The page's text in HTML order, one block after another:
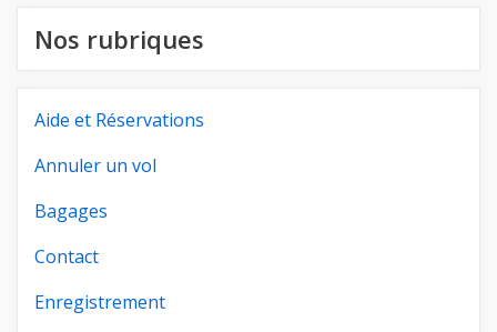
Nos rubriques
Aide et Réservations
Annuler un vol
Bagages
Contact
Enregistrement